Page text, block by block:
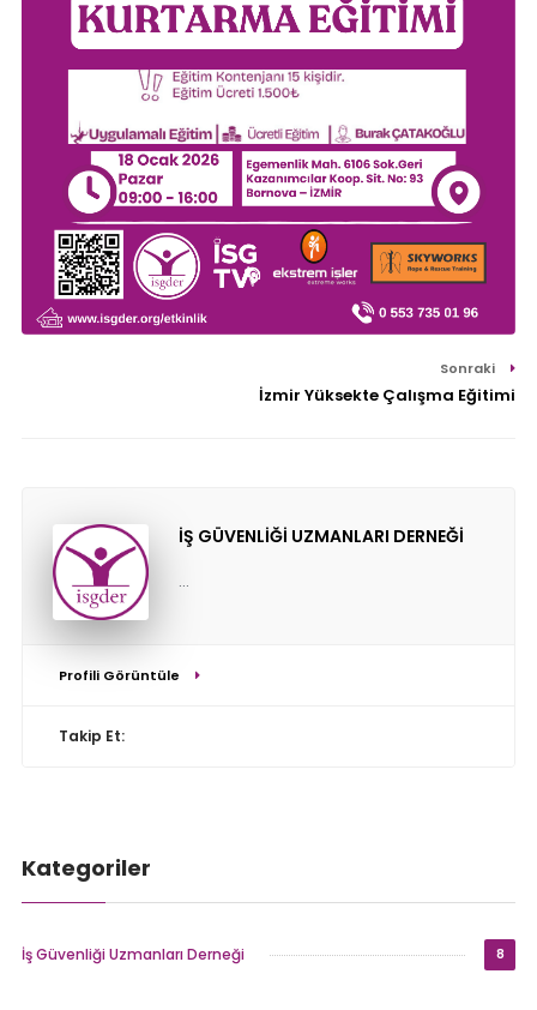
Sonraki
İzmir Yüksekte Çalışma Eğitimi
İŞ GÜVENLİĞİ UZMANLARI DERNEĞİ
...
Profili Görüntüle
Takip Et:
Kategoriler
İş Güvenliği Uzmanları Derneği 8